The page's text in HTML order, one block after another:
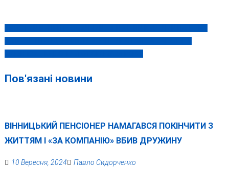
Навігація
записів
Пов'язані новини
ВІННИЦЬКИЙ ПЕНСІОНЕР НАМАГАВСЯ ПОКІНЧИТИ З
ЖИТТЯМ І «ЗА КОМПАНІЮ» ВБИВ ДРУЖИНУ
10 Вересня, 2024 Павло Сидорченко